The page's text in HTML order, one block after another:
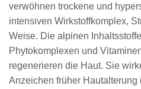
verwöhnen trockene und
intensiven Wirkstoffkomplex,
Weise. Die alpinen
Phytokomplexen und
regenerieren die Haut. Sie
Anzeichen früher